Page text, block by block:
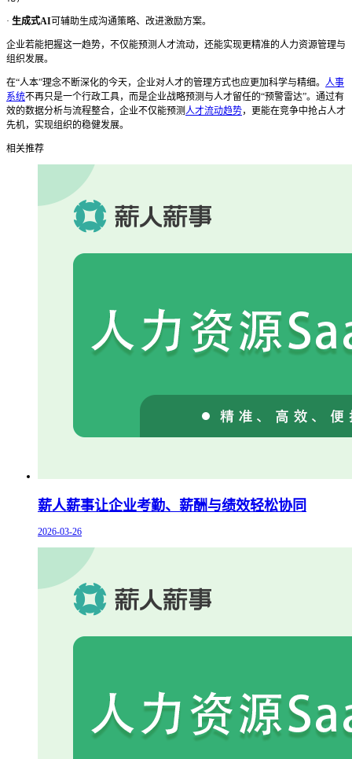
· 生成式AI可辅助生成沟通策略、改进激励方案。
企业若能把握这一趋势，不仅能预测人才流动，还能实现更精准的人力资源管理与
组织发展。
在“人本”理念不断深化的今天，企业对人才的管理方式也应更加科学与精细。 人事
系统不再只是一个行政工具，而是企业战略预测与人才留任的“预警雷达”。通过有
效的数据分析与流程整合，企业不仅能预测人才流动趋势，更能在竞争中抢占人才
先机，实现组织的稳健发展。
相关推荐
薪人薪事让企业考勤、薪酬与绩效轻松协同
2026-03-26